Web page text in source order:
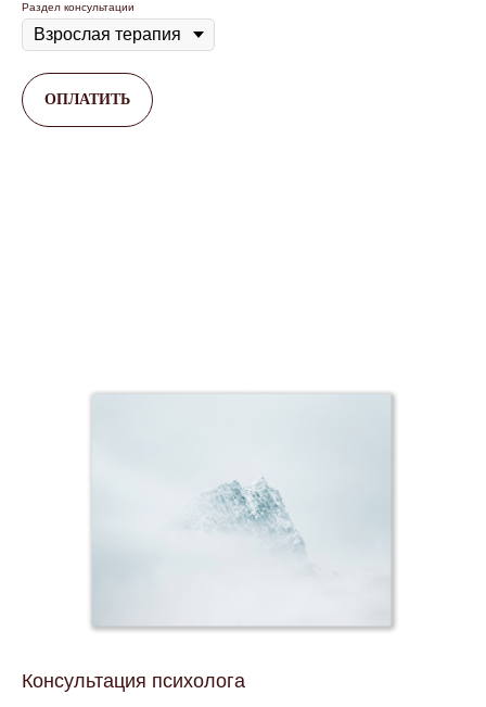
Раздел консультации
ОПЛАТИТЬ
Консультация психолога